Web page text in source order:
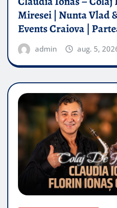
Miresei | Nunta Vlad
Events Craiova |
admin aug. 5,